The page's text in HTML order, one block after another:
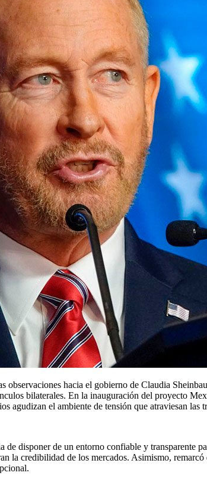
bilaterales. En la inauguración del proyecto
agudizan el ambiente de tensión que atraviesan
disponer de un entorno confiable y transparente
la credibilidad de los mercados. Asimismo,